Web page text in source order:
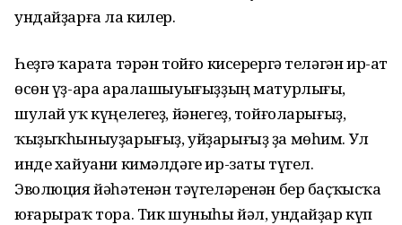
ундайҙарға ла килер.
Һеҙгә ҡарата тәрән тойғо кисерергә теләгән ир-ат
өсөн үҙ-ара аралашыуығыҙҙың матурлығы,
шулай уҡ күңелегеҙ, йәнегеҙ, тойғоларығыҙ,
ҡыҙыҡһыныуҙарығыҙ, уйҙарығыҙ ҙа мөһим. Ул
инде хайуани кимәлдәге ир-заты түгел.
Эволюция йәһәтенән тәүгеләренән бер баҫҡысҡа
юғарыраҡ тора. Тик шуныһы йәл, ундайҙар күп